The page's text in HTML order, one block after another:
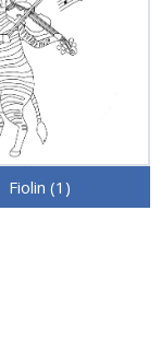
Fiolin (1)